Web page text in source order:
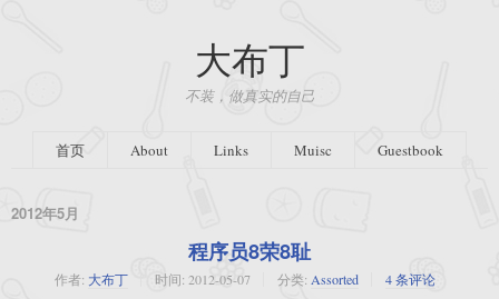
大布丁
不装，做真实的自己
首页 About Links Muisc Guestbook
2012年5月
程序员8荣8耻
作者: 大布丁 时间: 2012-05-07 分类: Assorted 4 条评论